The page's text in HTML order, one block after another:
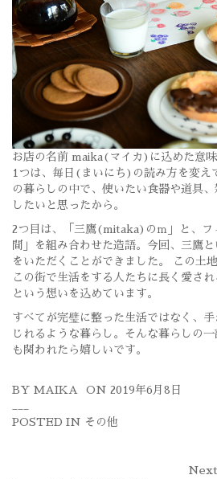
お店の名前 maika(マイカ)に込めた意味
1つは、毎日(まいにち)の読み方を変え
の暮らしの中で、使いたい食器や道具
したいと思ったから。
2つ目は、「三鷹(mitaka)のｍ」と、フ
間」を組み合わせた造語。今回、三鷹
をいただくことができました。 この土
この街で生活をする人たちに長く愛さ
という想いを込めています。
すべてが完璧に整った生活ではなく、
じれるような暮らし。そんな暮らしの
も関われたら嬉しいです。
BY MAIKA ON 2019年6月8日
POSTED IN その他